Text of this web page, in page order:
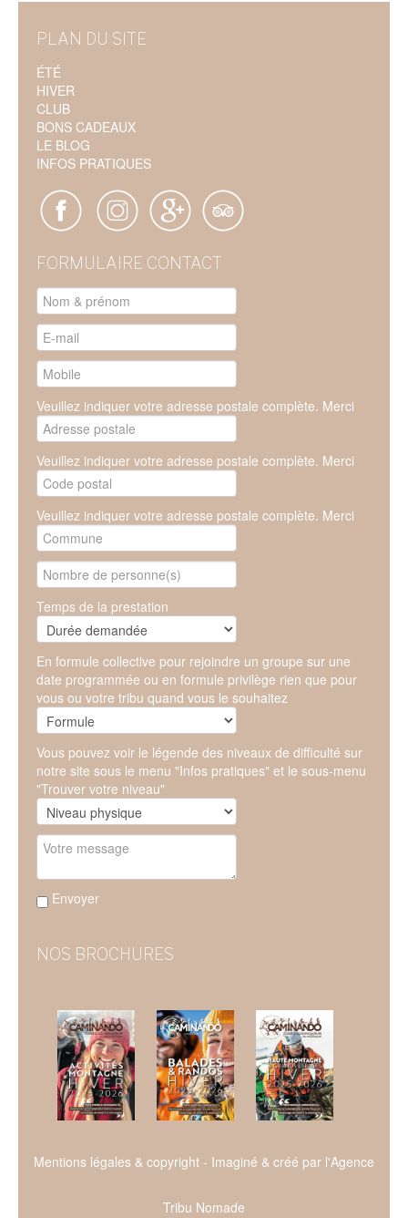
PLAN DU SITE
ÉTÉ
HIVER
CLUB
BONS CADEAUX
LE BLOG
INFOS PRATIQUES
FORMULAIRE CONTACT
Veuillez indiquer votre adresse postale complète. Merci
Veuillez indiquer votre adresse postale complète. Merci
Veuillez indiquer votre adresse postale complète. Merci
Temps de la prestation
En formule collective pour rejoindre un groupe sur une
date programmée ou en formule privilège rien que pour
vous ou votre tribu quand vous le souhaitez
Vous pouvez voir le légende des niveaux de difficulté sur
notre site sous le menu "Infos pratiques" et le sous-menu
"Trouver votre niveau"
Envoyer
NOS BROCHURES
Mentions légales & copyright - Imaginé & créé par l'Agence
Tribu Nomade